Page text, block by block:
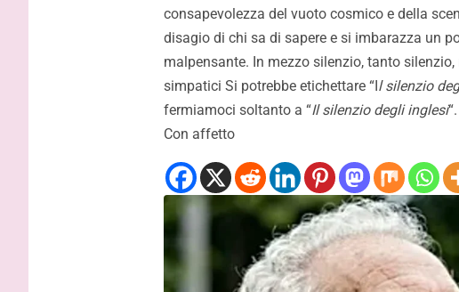
consapevolezza del vuoto cosmico e della
disagio di chi sa di sapere e si imbarazza un
malpensante. In mezzo silenzio, tanto
simpatici Si potrebbe etichettare “Il silenzio
fermiamoci soltanto a “Il silenzio degli inglesi
Con affetto